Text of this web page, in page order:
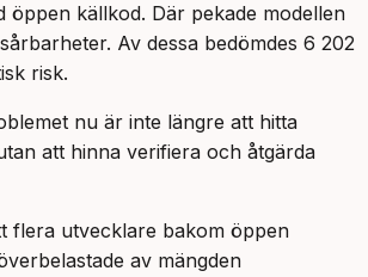
öppen källkod. Där pekade modellen
Av dessa bedömdes 6 202
risk.
nu är inte längre att hitta
att hinna verifiera och åtgärda
flera utvecklare bakom öppen
av mängden